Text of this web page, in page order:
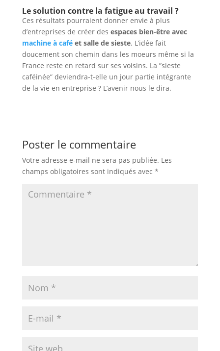
Le solution contre la fatigue au travail ?
Ces résultats pourraient donner envie à plus
d’entreprises de créer des espaces bien-être avec
machine à caféet salle de sieste. L’idée fait
doucement son chemin dans les moeurs même si la
France reste en retard sur ses voisins. La ”sieste
caféinée” deviendra-t-elle un jour partie intégrante
de la vie en entreprise ? L’avenir nous le dira.
Poster le commentaire
Votre adresse e-mail ne sera pas publiée. Les
champs obligatoires sont indiqués avec *